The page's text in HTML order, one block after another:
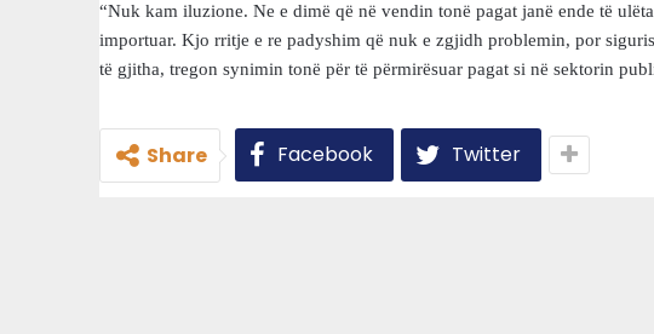
“Nuk kam iluzione. Ne e dimë që në vendin tonë pagat janë ende të
importuar. Kjo rritje e re padyshim që nuk e zgjidh problemin, por
të gjitha, tregon synimin tonë për të përmirësuar pagat si në sektorin
Share Facebook Twitter